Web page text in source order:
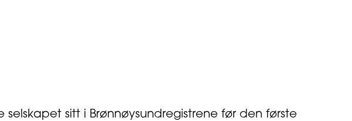
sitt i Brønnøysundregistrene før den første